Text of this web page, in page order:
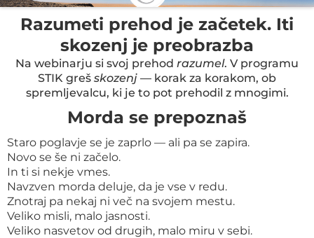
Razumeti prehod je začetek. Iti
skozenj je preobrazba
Na webinarju si svoj prehod razumel. V programu
STIK greš skozenj — korak za korakom, ob
spremljevalcu, ki je to pot prehodil z mnogimi.
Morda se prepoznaš
Staro poglavje se je zaprlo — ali pa se zapira.
Novo se še ni začelo.
In ti si nekje vmes.
Navzven morda deluje, da je vse v redu.
Znotraj pa nekaj ni več na svojem mestu.
Veliko misli, malo jasnosti.
Veliko nasvetov od drugih, malo miru v sebi.